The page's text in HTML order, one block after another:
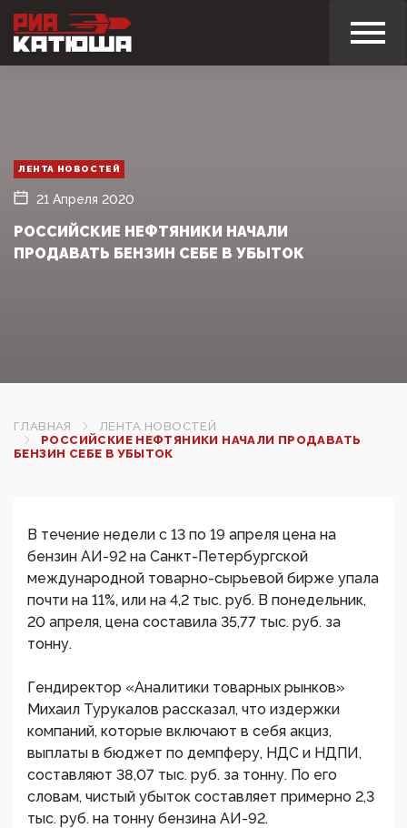
ЛЕНТА НОВОСТЕЙ
21 Апреля 2020
РОССИЙСКИЕ НЕФТЯНИКИ НАЧАЛИ
ПРОДАВАТЬ БЕНЗИН СЕБЕ В УБЫТОК
ГЛАВНАЯ
ЛЕНТА НОВОСТЕЙ
РОССИЙСКИЕ НЕФТЯНИКИ НАЧАЛИ ПРОДАВАТЬ
БЕНЗИН СЕБЕ В УБЫТОК
В течение недели с 13 по 19 апреля цена на
бензин АИ-92 на Санкт-Петербургской
международной товарно-сырьевой бирже упала
почти на 11%, или на 4,2 тыс. руб. В понедельник,
20 апреля, цена составила 35,77 тыс. руб. за
тонну.
Гендиректор «Аналитики товарных рынков»
Михаил Турукалов рассказал, что издержки
компаний, которые включают в себя акциз,
выплаты в бюджет по демпферу, НДС и НДПИ,
составляют 38,07 тыс. руб. за тонну. По его
словам, чистый убыток составляет примерно 2,3
тыс. руб. на тонну бензина АИ-92.